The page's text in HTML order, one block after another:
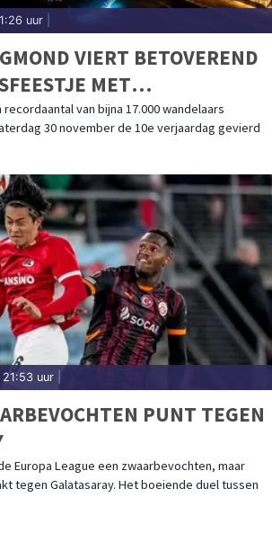
uur
VIERT BETOVEREND
MET
WANDELAARS
recordaantal van bijna 17.000 wandelaars
30 november de 10e verjaardag gevierd
uur
PUNT TEGEN
Europa League een zwaarbevochten, maar
tegen Galatasaray. Het boeiende duel tussen